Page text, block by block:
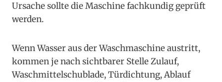
Ursache sollte die Maschine fachkundig geprüft
werden.
Wenn Wasser aus der Waschmaschine austritt,
kommen je nach sichtbarer Stelle Zulauf,
Waschmittelschublade, Türdichtung, Ablauf